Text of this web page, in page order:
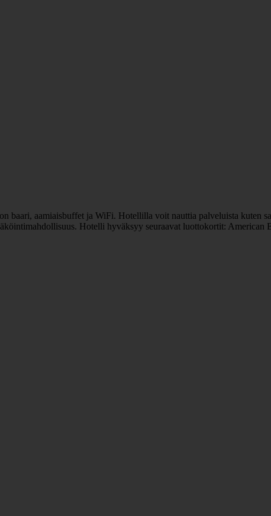
aamiaisbuffet ja WiFi. Hotellilla voit nauttia palveluista kuten
Hotelli hyväksyy seuraavat luottokortit: American